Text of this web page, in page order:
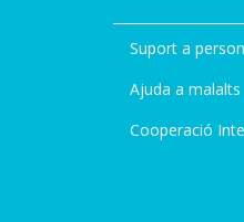
Suport a
Ajuda a malalts
Cooperació